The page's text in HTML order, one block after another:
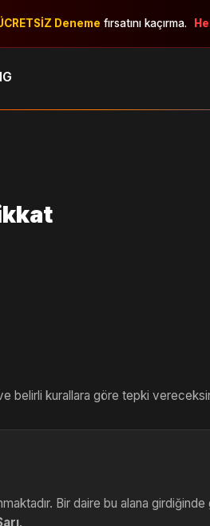
Deneme fırsatını kaçırma.
belirli kurallara göre tepki
Bir daire bu alana girdiğinde
.